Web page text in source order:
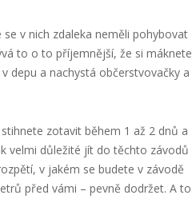
v nich zdaleka neměli pohybovat
to o to příjemnější, že si máknete
depu a nachystá občerstvovačky a
zotavit během 1 až 2 dnů a
velmi důležité jít do těchto závodů
v jakém se budete v závodě
před vámi – pevně dodržet. A to